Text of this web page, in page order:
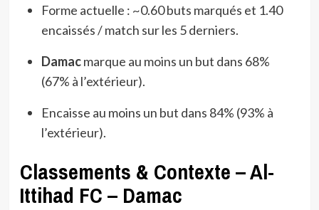
Forme actuelle : ~0.60 buts marqués et 1.40
encaissés / match sur les 5 derniers.
Damacmarque au moins un but dans 68%
(67% à l’extérieur).
Encaisse au moins un but dans 84% (93% à
l’extérieur).
Classements & Contexte – Al-
Ittihad FC – Damac